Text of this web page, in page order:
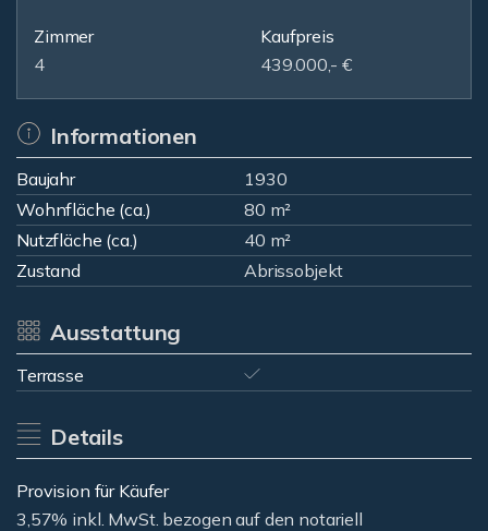
Zimmer
4
Kaufpreis
439.000,- €
Informationen
Baujahr
1930
Wohnfläche (ca.)
80 m²
Nutzfläche (ca.)
40 m²
Zustand
Abrissobjekt
Ausstattung
Terrasse
Details
Provision für Käufer
3,57% inkl. MwSt. bezogen auf den notariell